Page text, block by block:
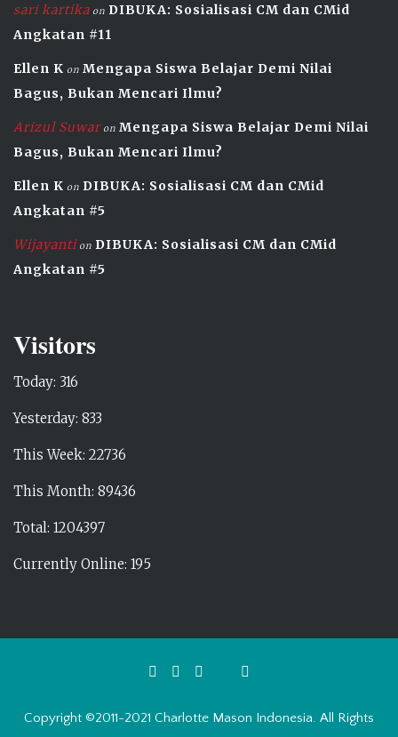
sari kartika on DIBUKA: Sosialisasi CM dan CMid
Angkatan #11
Ellen K on Mengapa Siswa Belajar Demi Nilai
Bagus, Bukan Mencari Ilmu?
Arizul Suwaron Mengapa Siswa Belajar Demi Nilai
Bagus, Bukan Mencari Ilmu?
Ellen K on DIBUKA: Sosialisasi CM dan CMid
Angkatan #5
Wijayanti on DIBUKA: Sosialisasi CM dan CMid
Angkatan #5
Visitors
Today: 316
Yesterday: 833
This Week: 22736
This Month: 89436
Total: 1204397
Currently Online: 195
Copyright ©2011-2021 Charlotte Mason Indonesia. All Rights